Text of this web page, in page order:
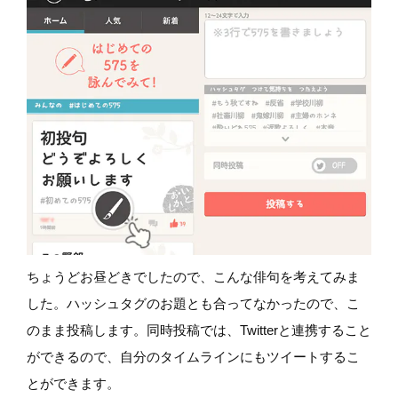
ちょうどお昼どきでしたので、こんな俳句を考えてみま
した。ハッシュタグのお題とも合ってなかったので、こ
のまま投稿します。同時投稿では、Twitterと連携すること
ができるので、自分のタイムラインにもツイートするこ
とができます。